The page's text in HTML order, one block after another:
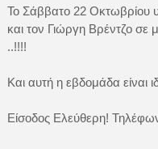
Το Σάββατο 22 Οκτωβρίου
και τον Γιώργη Βρέντζο σε
..!!!!
Και αυτή η εβδομάδα είναι
Είσοδος Ελεύθερη!